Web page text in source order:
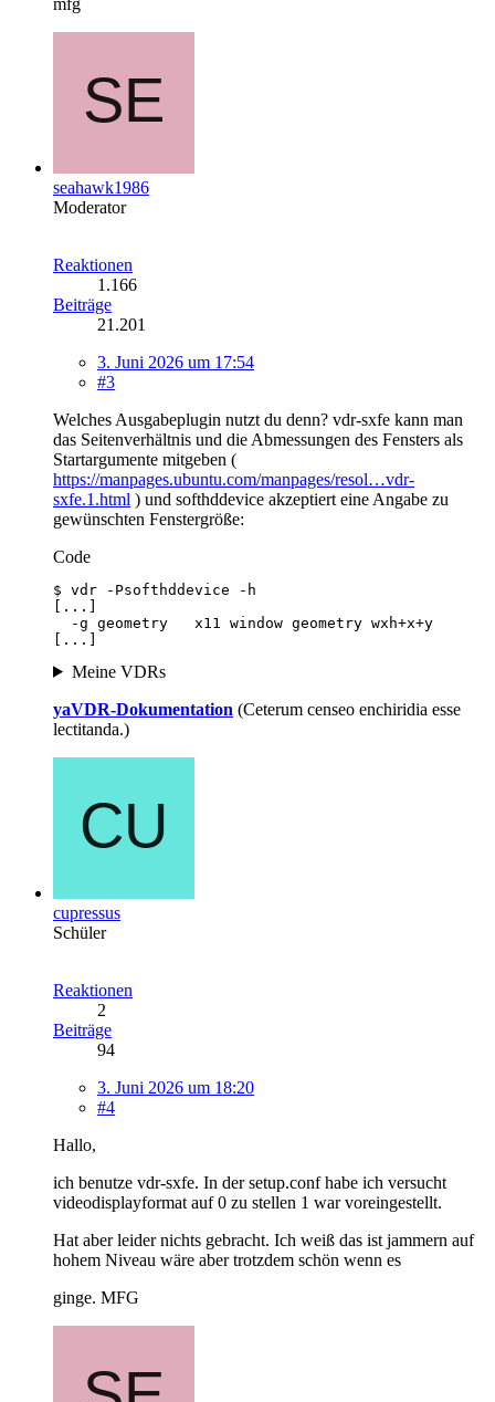
seahawk1986
Moderator
Reaktionen
1.166
Beiträge
21.201
3. Juni 2026 um 17:54
#3
Welches Ausgabeplugin nutzt du denn? vdr-sxfe kann man
das Seitenverhältnis und die Abmessungen des Fensters als
Startargumente mitgeben (
https://manpages.ubuntu.com/manpages/resol…vdr-
sxfe.1.html ) und softhddevice akzeptiert eine Angabe zu
gewünschten Fenstergröße:
Code
[...]
Meine VDRs
yaVDR-Dokumentation (Ceterum censeo enchiridia esse
lectitanda.)
cupressus
Schüler
Reaktionen
2
Beiträge
94
3. Juni 2026 um 18:20
#4
Hallo,
ich benutze vdr-sxfe. In der setup.conf habe ich versucht
videodisplayformat auf 0 zu stellen 1 war voreingestellt.
Hat aber leider nichts gebracht. Ich weiß das ist jammern auf
hohem Niveau wäre aber trotzdem schön wenn es
ginge. MFG